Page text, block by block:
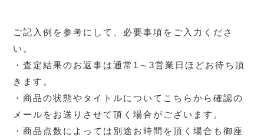
ご記入例を参考にして、必要事項をご入力くださ
い。
・査定結果のお返事は通常1～3営業日ほどお待ち頂
きます。
・商品の状態やタイトルについてこちらから確認の
メールをお送りさせて頂く場合がございます。
・商品点数によっては別途お時間を頂く場合も御座